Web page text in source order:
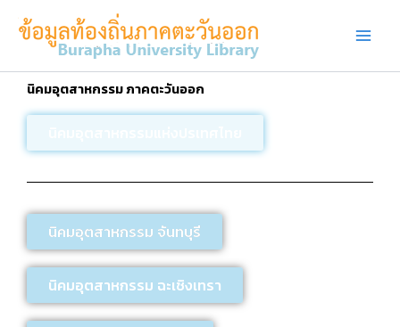
นิคมอุตสาหกรรม ภาคตะวันออก
นิคมอุตสาหกรรม จันทบุรี
นิคมอุตสาหกรรม ฉะเชิงเทรา